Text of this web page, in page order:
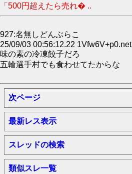
「500円超えたら売れ� ..
927:名無しどんぶらこ
25/09/03 00:56:12.22 1Vfw6V+p0.net
味の素の冷凍餃子だろ
五輪選手村でも食わせてたからな
次ページ
最新レス表示
スレッドの検索
類似スレ一覧